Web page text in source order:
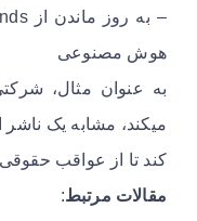
هوش مصنوعی
به عنوان مثال،
میکند، مشابه یک
کند تا از عواقب حقوقی
مقالات مرتبط: